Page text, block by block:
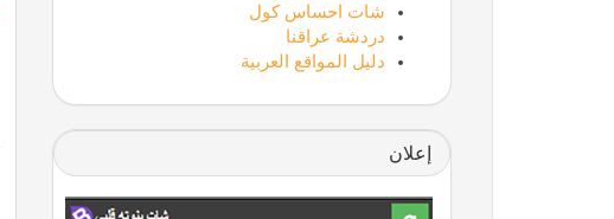
شات احساس كول
دردشة عراقنا
دليل المواقع العربية
إعلان